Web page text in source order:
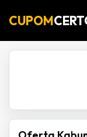
CUPOM